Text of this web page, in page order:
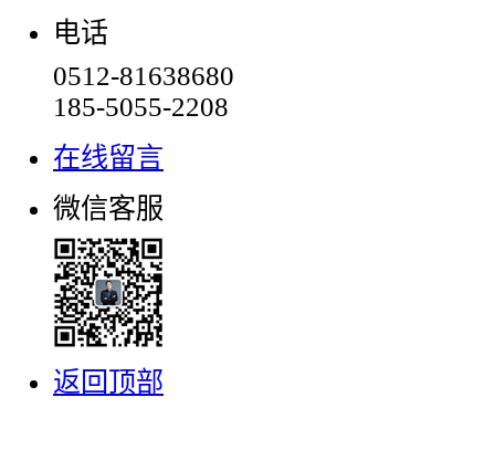
电话
0512-81638680
185-5055-2208
在线留言
微信客服
返回顶部